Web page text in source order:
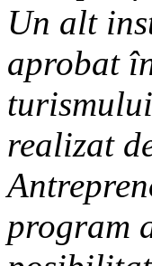
Un alt
aprobat
realizat
program